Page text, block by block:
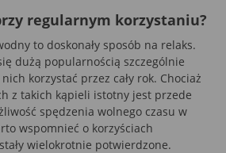
regularnym korzystaniu?
to doskonały sposób na relaks.
dużą popularnością szczególnie
korzystać przez cały rok. Chociaż
z takich kąpieli istotny jest przede
spędzenia wolnego czasu w
wspomnieć o korzyściach
wielokrotnie potwierdzone.